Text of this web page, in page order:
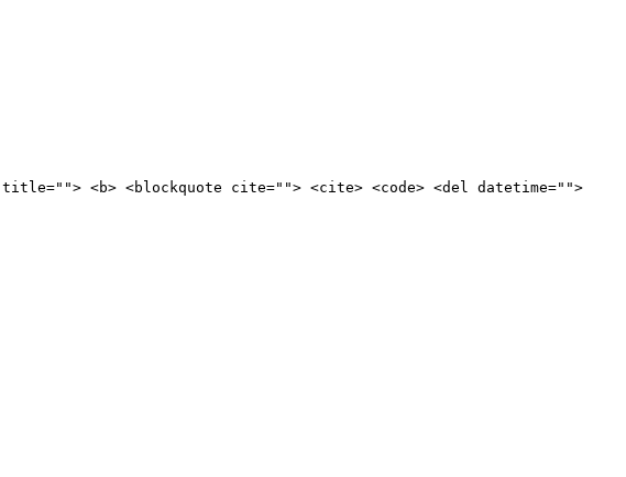
<b> <blockquote cite=""> <cite> <code> <del datetime="">